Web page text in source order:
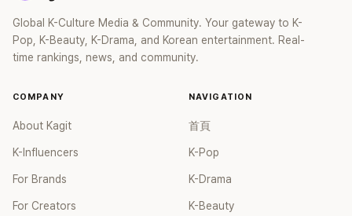
Global K-Culture Media & Community. Your gateway to K-
Pop, K-Beauty, K-Drama, and Korean entertainment. Real-
time rankings, news, and community.
COMPANY
About Kagit
K-Influencers
For Brands
For Creators
NAVIGATION
首頁
K-Pop
K-Drama
K-Beauty